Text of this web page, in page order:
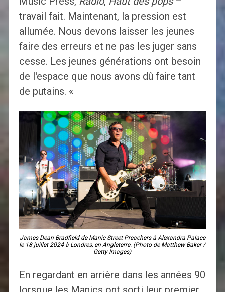
travail fait. Maintenant, la pression est
allumée. Nous devons laisser les jeunes
faire des erreurs et ne pas les juger sans
cesse. Les jeunes générations ont besoin
de l'espace que nous avons dû faire tant
de putains. «
James Dean Bradfield de Manic Street Preachers à Alexandra Palace
le 18 juillet 2024 à Londres, en Angleterre. (Photo de Matthew Baker /
Getty Images)
En regardant en arrière dans les années 90